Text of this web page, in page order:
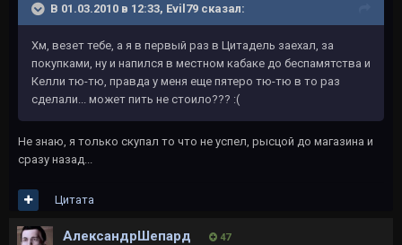
В 01.03.2010 в 12:33, Evil79 сказал:
Хм, везет тебе, а я в первый раз в Цитадель заехал, за
покупками, ну и напился в местном кабаке до беспамятства и
Келли тю-тю, правда у меня еще пятеро тю-тю в то раз
сделали... может пить не стоило??? :(
Не знаю, я только скупал то что не успел, рысцой до магазина и
сразу назад...
Цитата
АлександрШепард 47